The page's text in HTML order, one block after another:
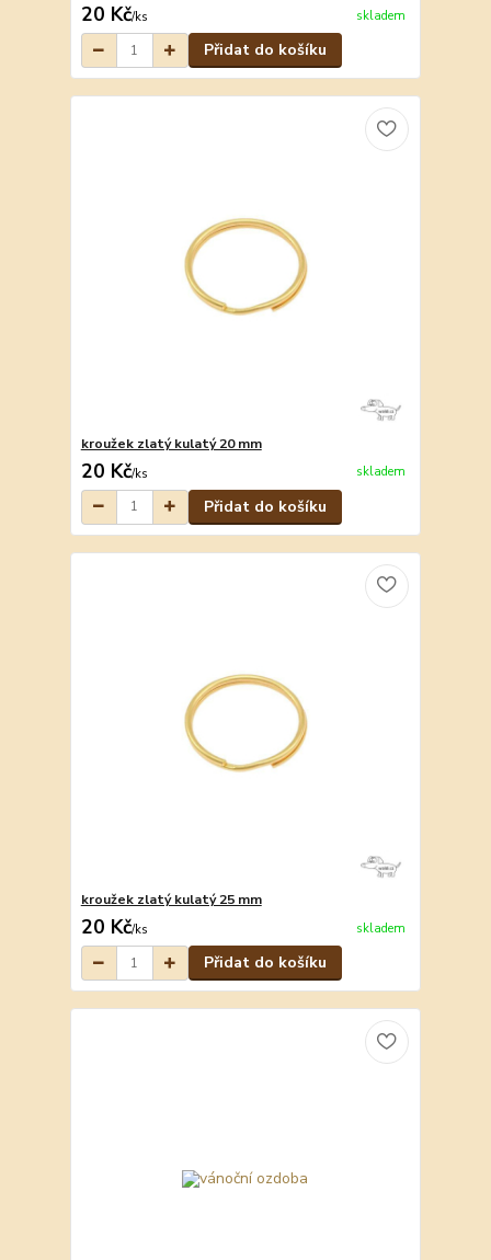
20 Kč/ks skladem
Přidat do košíku
kroužek zlatý kulatý 20 mm
20 Kč/ks skladem
Přidat do košíku
kroužek zlatý kulatý 25 mm
20 Kč/ks skladem
Přidat do košíku